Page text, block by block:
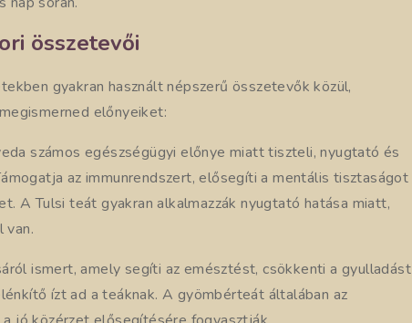
összetevői
gyakran használt népszerű összetevők közül,
előnyeiket:
számos egészségügyi előnye miatt tiszteli, nyugtató és
az immunrendszert, elősegíti a mentális tisztaságot
A Tulsi teát gyakran alkalmazzák nyugtató hatása miatt,
van.
ismert, amely segíti az emésztést, csökkenti a gyulladást
ízt ad a teáknak. A gyömbérteát általában az